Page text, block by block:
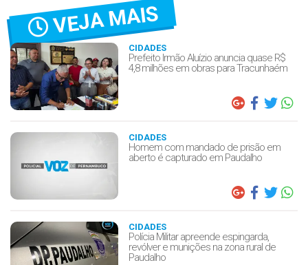
VEJA MAIS
CIDADES
Prefeito Irmão Aluízio anuncia quase R$
4,8 milhões em obras para Tracunhaém
CIDADES
Homem com mandado de prisão em
aberto é capturado em Paudalho
CIDADES
Polícia Militar apreende espingarda,
revólver e munições na zona rural de
Paudalho